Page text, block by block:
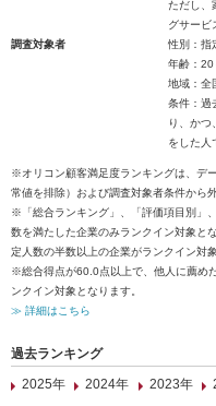
ただし、
グサービ
調査対象者
性別：指
年齢：
地域：全
条件：過
り、かつ
をした人
※オリコン顧客満足度ランキングは、デ
常値を排除）および調査対象者条件から
※「総合ランキング」、「評価項目別」
数を満たした企業のみランクイン対象と
定人数の半数以上の企業がランクイン対
※総合得点が60.0点以上で、他人に薦め
ンクイン対象となります。
≫ 詳細はこちら
過去ランキング
2025年
2024年 2023年